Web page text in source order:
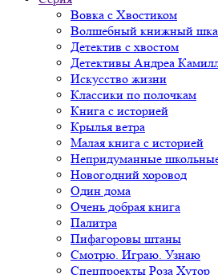
Вовка с Хвостиком
Волшебный книжный
Детектив с хвостом
Детективы Андреа
Искусство жизни
Классики по полочкам
Книга с историей
Крылья ветра
Малая книга с историей
Непридуманные
Новогодний хоровод
Один дома
Очень добрая книга
Палитра
Пифагоровы штаны
Смотрю. Играю. Узнаю
Спецпроекты Роза Хутор